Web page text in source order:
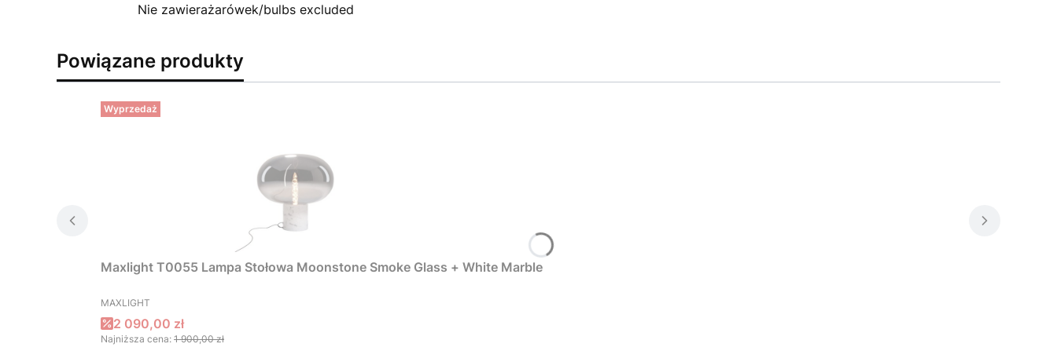
Nie zawierażarówek/bulbs excluded
Powiązane produkty
Wyprzedaż
Maxlight T0055 Lampa Stołowa Moonstone Smoke Glass + White Marble
PRODUCENT
MAXLIGHT
Cena promocyjna
2 090,00 zł
Najniższa cena: 1 900,00 zł